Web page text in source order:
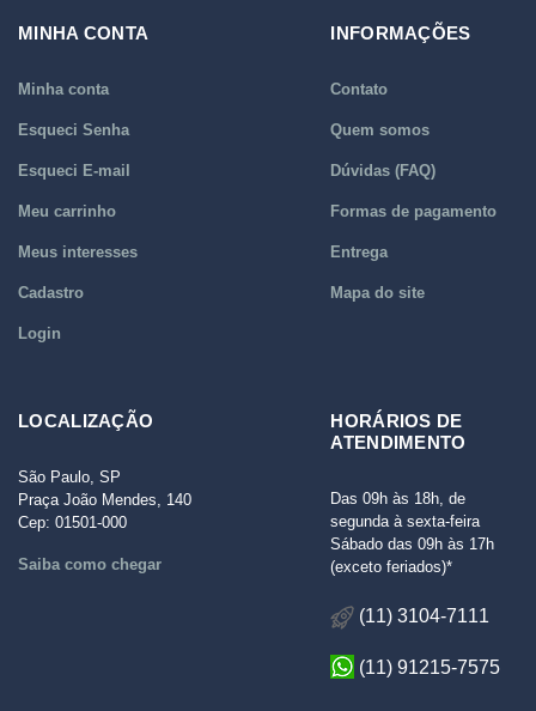
MINHA CONTA
Minha conta
Esqueci Senha
Esqueci E-mail
Meu carrinho
Meus interesses
Cadastro
Login
INFORMAÇÕES
Contato
Quem somos
Dúvidas (FAQ)
Formas de pagamento
Entrega
Mapa do site
LOCALIZAÇÃO
São Paulo, SP
Praça João Mendes, 140
Cep: 01501-000
Saiba como chegar
HORÁRIOS DE
ATENDIMENTO
Das 09h às 18h, de
segunda à sexta-feira
Sábado das 09h às 17h
(exceto feriados)*
(11) 3104-7111
(11) 91215-7575